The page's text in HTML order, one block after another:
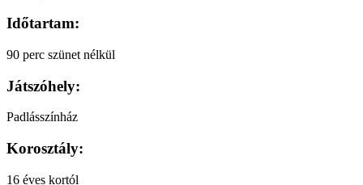
Időtartam:
90 perc szünet nélkül
Játszóhely:
Padlásszínház
Korosztály:
16 éves kortól